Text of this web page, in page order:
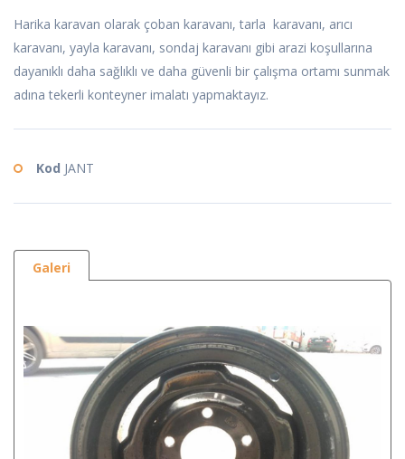
Harika karavan olarak çoban karavanı, tarla karavanı, arıcı
karavanı, yayla karavanı, sondaj karavanı gibi arazi koşullarına
dayanıklı daha sağlıklı ve daha güvenli bir çalışma ortamı sunmak
adına tekerli konteyner imalatı yapmaktayız.
Kod JANT
Galeri